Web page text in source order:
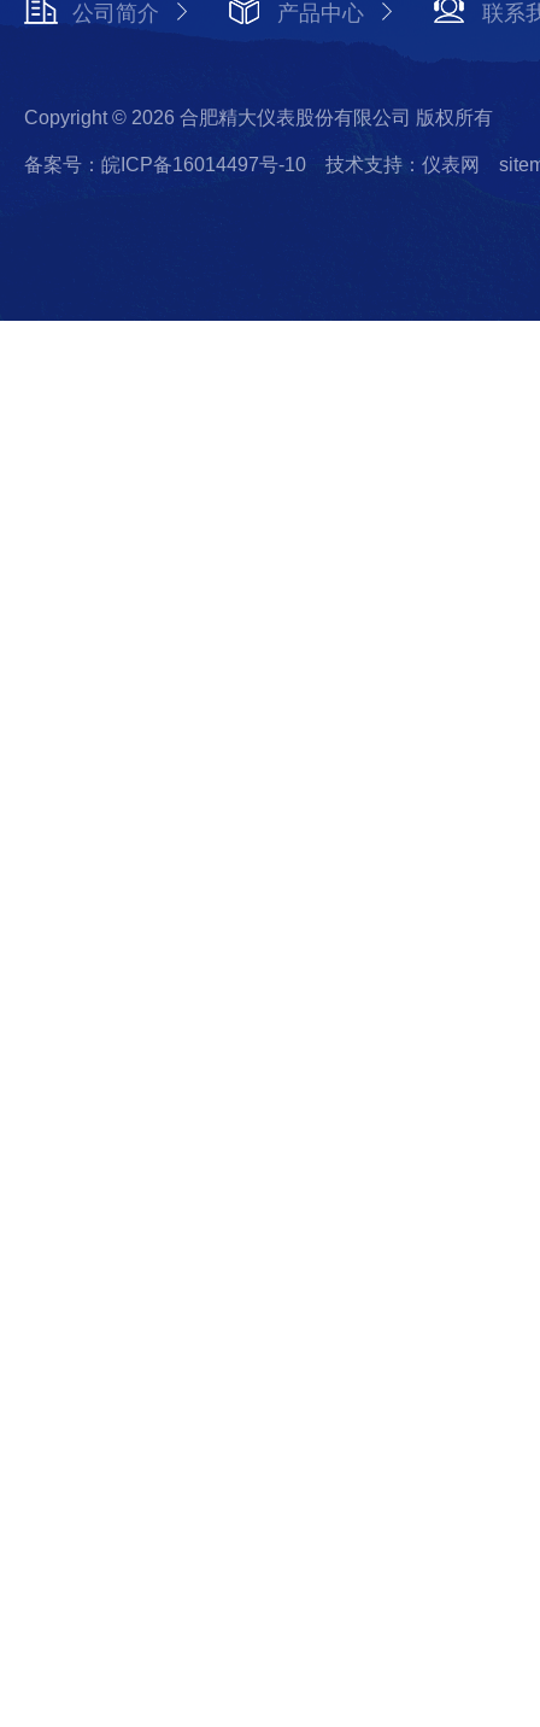
公司简介 产品中心 联系
Copyright © 2026 合肥精大仪表股份有限公司 版权所有
备案号：皖ICP备16014497号-10 技术支持：仪表网